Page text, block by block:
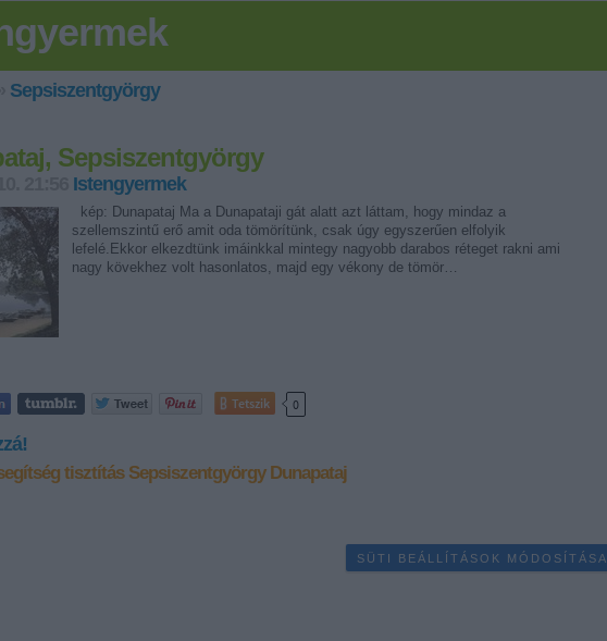
Sepsiszentgyörgy
Sepsiszentgyörgy
Istengyermek
kép: Dunapataj Ma a Dunapataji gát alatt azt láttam, hogy mindaz a
szellemszintű erő amit oda tömörítünk, csak úgy egyszerűen elfolyik
lefelé.Ekkor elkezdtünk imáinkkal mintegy nagyobb darabos réteget rakni ami
nagy kövekhez volt hasonlatos, majd egy vékony de tömör…
Tetszik 0
tisztítás Sepsiszentgyörgy Dunapataj
SÜTI BEÁLLÍTÁSOK MÓDOSÍTÁSA